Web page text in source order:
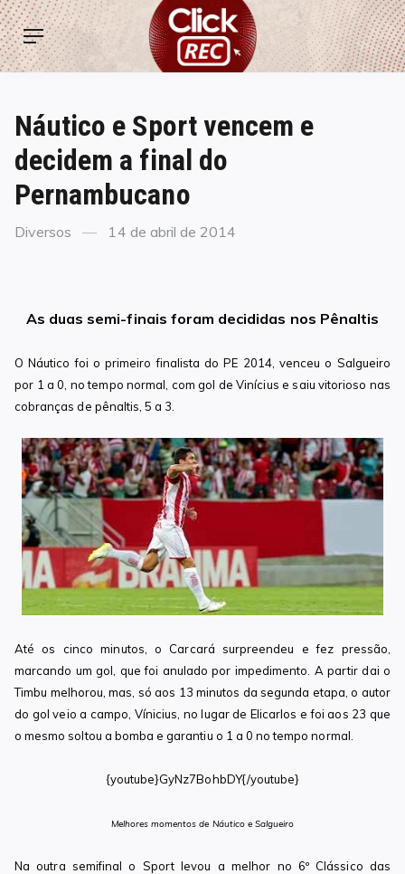
Skip
to
content
ClickREC
Menu
Náutico e Sport vencem e
decidem a final do
Pernambucano
Categories
Diversos
Posted
14 de abril de 2014
As duas semi-finais foram decididas nos Pênaltis
O Náutico foi o primeiro finalista do PE 2014, venceu o Salgueiro
por 1 a 0, no tempo normal, com gol de Vinícius e saiu vitorioso nas
cobranças de pênaltis, 5 a 3.
Até os cinco minutos, o Carcará surpreendeu e fez pressão,
marcando um gol, que foi anulado por impedimento. A partir dai o
Timbu melhorou, mas, só aos 13 minutos da segunda etapa, o autor
do gol veio a campo, Vínicius, no lugar de Elicarlos e foi aos 23 que
o mesmo soltou a bomba e garantiu o 1 a 0 no tempo normal.
{youtube}GyNz7BohbDY{/youtube}
Melhores momentos de Náutico e Salgueiro
Na outra semifinal o Sport levou a melhor no 6º Clássico das